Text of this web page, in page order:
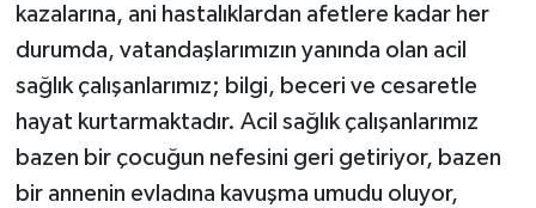
kazalarına, ani hastalıklardan afetlere kadar her
durumda, vatandaşlarımızın yanında olan acil
sağlık çalışanlarımız; bilgi, beceri ve cesaretle
hayat kurtarmaktadır. Acil sağlık çalışanlarımız
bazen bir çocuğun nefesini geri getiriyor, bazen
bir annenin evladına kavuşma umudu oluyor,